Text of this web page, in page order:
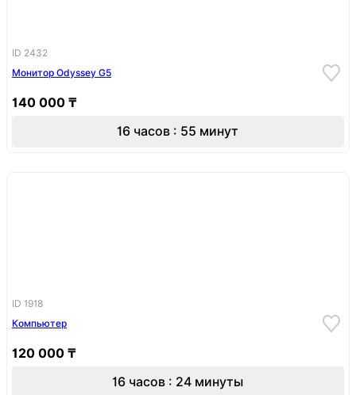
ID 2432
Монитор Odyssey G5
140 000 ₸
16 часов : 55 минут
ID 1918
Компьютер
120 000 ₸
16 часов : 24 минуты